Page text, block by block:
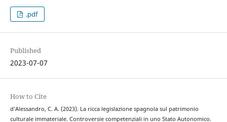
.pdf
Published
2023-07-07
How to Cite
d’Alessandro, C. A. (2023). La ricca legislazione spagnola sul patrimonio
culturale immateriale. Controversie competenziali in uno Stato Autonomico.